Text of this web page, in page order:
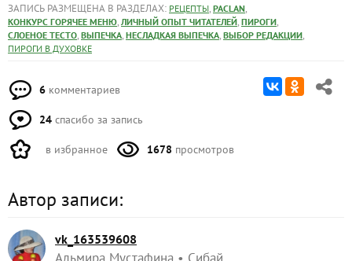
ЗАПИСЬ РАЗМЕЩЕНА В РАЗДЕЛАХ: РЕЦЕПТЫ, PACLAN,
КОНКУРС ГОРЯЧЕЕ МЕНЮ, ЛИЧНЫЙ ОПЫТ ЧИТАТЕЛЕЙ, ПИРОГИ,
СЛОЕНОЕ ТЕСТО, ВЫПЕЧКА, НЕСЛАДКАЯ ВЫПЕЧКА, ВЫБОР РЕДАКЦИИ,
ПИРОГИ В ДУХОВКЕ
6 комментариев
24 спасибо за запись
в избранное 1678 просмотров
Автор записи:
vk_163539608